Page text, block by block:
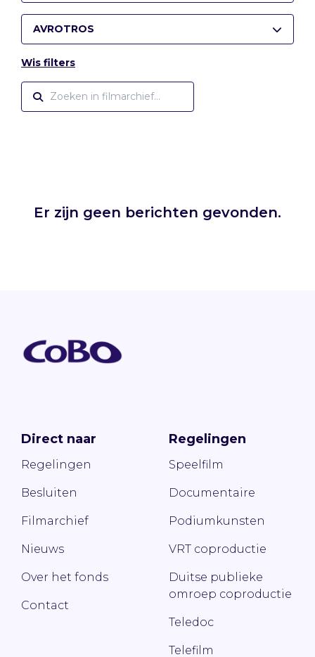
AVROTROS
Wis filters
Er zijn geen berichten gevonden.
Direct naar
Regelingen
Besluiten
Filmarchief
Nieuws
Over het fonds
Contact
Regelingen
Speelfilm
Documentaire
Podiumkunsten
VRT coproductie
Duitse publieke
omroep coproductie
Teledoc
Telefilm